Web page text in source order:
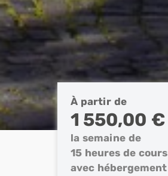
À partir de
1 550,00 €
la semaine de
15 heures de cours
avec hébergement